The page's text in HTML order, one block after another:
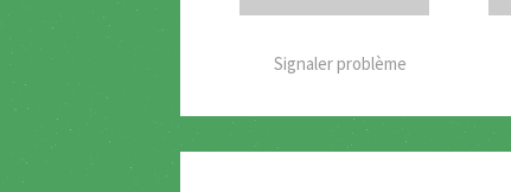
Signaler problème